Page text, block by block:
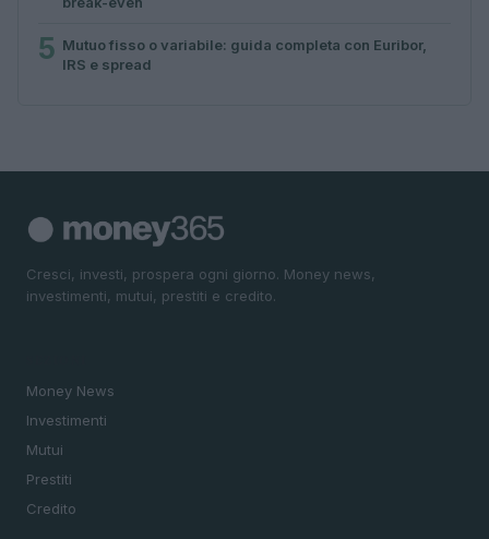
5 Mutuo fisso o variabile: guida completa con Euribor,
IRS e spread
Cresci, investi, prospera ogni giorno. Money news,
investimenti, mutui, prestiti e credito.
Money News
Investimenti
Mutui
Prestiti
Credito